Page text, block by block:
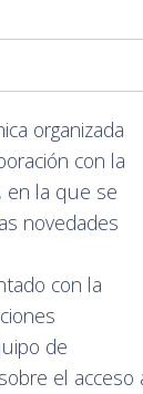
organizada
con la
, en la que se
novedades
con la
de
el acceso